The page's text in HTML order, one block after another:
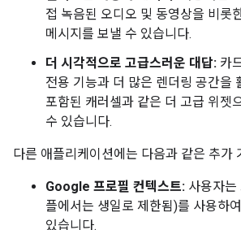
접 녹음된 오디오 및 동영상을 비롯
메시지를 보낼 수 있습니다.
더 시각적으로 고급스러운 대답: 카
전용 기능과 더 많은 렌더링 공간을
포함된 캐러셀과 같은 더 고급 위젯
수 있습니다.
다른 애플리케이션에는 다음과 같은 추가
Google 프로필 컨텍스트: 사용자는
플에서는 생일로 제한됨)를 사용하
있습니다.